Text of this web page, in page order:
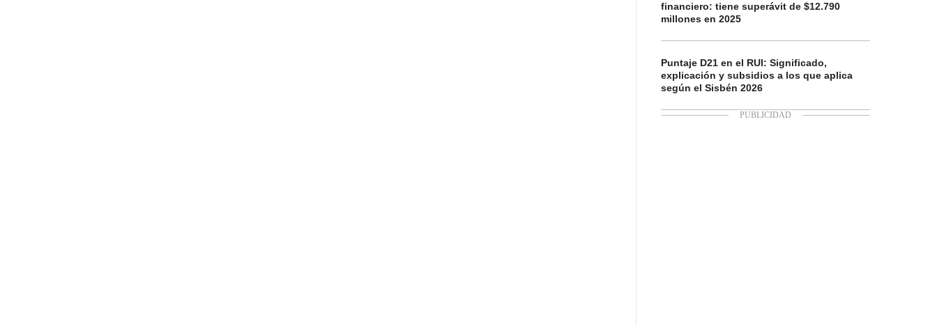
financiero: tiene superávit de $12.790
millones en 2025
Puntaje D21 en el RUI: Significado,
explicación y subsidios a los que aplica
según el Sisbén 2026